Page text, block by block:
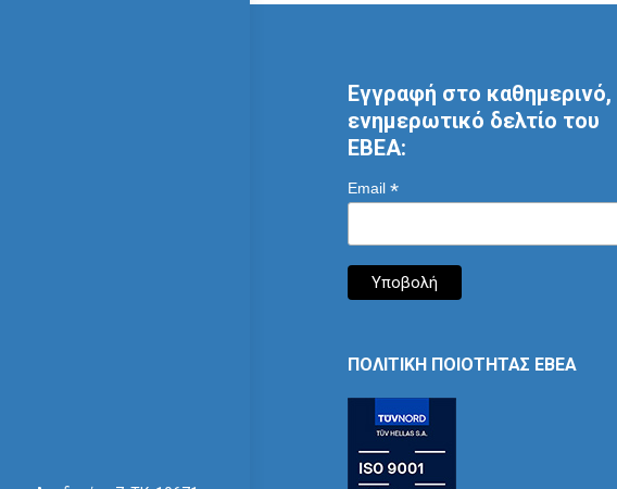
Εγγραφή στο καθημερινό,
ενημερωτικό δελτίο του
ΕΒΕΑ:
Email *
ΠΟΛΙΤΙΚΗ ΠΟΙΟΤΗΤΑΣ ΕΒΕΑ